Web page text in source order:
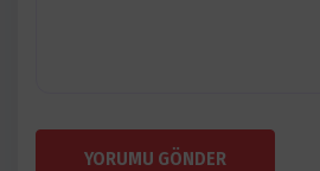
YORUMU GÖNDER